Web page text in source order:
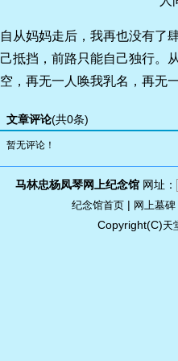
自从妈妈走后，我再也没有了
己抵挡，前路只能自己独行。
空，再无一人唤我乳名，再无
文章评论(共0条)
暂无评论！
马林忠杨凤琴网上纪念馆网址：
纪念馆首页| 网上墓碑
Copyright(C)天